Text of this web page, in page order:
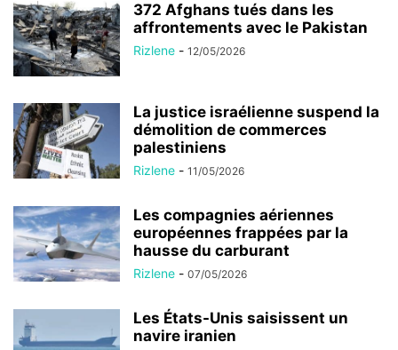
372 Afghans tués dans les
affrontements avec le Pakistan
Rizlene - 12/05/2026
La justice israélienne suspend la
démolition de commerces
palestiniens
Rizlene - 11/05/2026
Les compagnies aériennes
européennes frappées par la
hausse du carburant
Rizlene - 07/05/2026
Les États-Unis saisissent un
navire iranien